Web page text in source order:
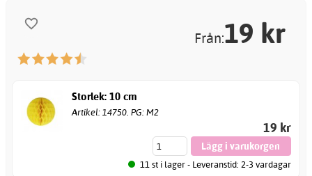
Från:19 kr
Storlek: 10 cm
Artikel: 14750. PG: M2
19 kr
11 st i lager - Leveranstid: 2-3 vardagar